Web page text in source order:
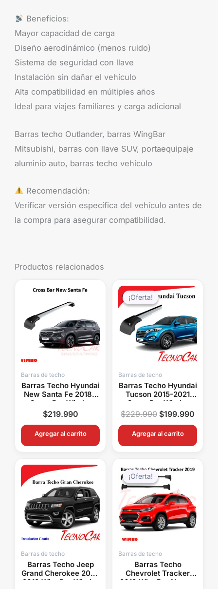
Beneficios:
Mayor capacidad de carga
Diseño aerodinámico (menos ruido)
Sistema de seguridad con llave
Instalación sin dañar el vehículo
Alta compatibilidad en múltiples años
Ideal para viajes familiares y carga adicional
Barras techo Outlander, barras WingBar
Mitsubishi, barras con llave SUV, portaequipaje
aluminio auto, barras techo vehículo
Recomendación:
Verificar versión específica del vehículo antes de
la compra para asegurar compatibilidad.
Productos relacionados
Barras de techo
Barras Techo Hyundai
New Santa Fe 2018+
Cross Bar Wimbo
Aluminio Con Llave
$219.990
Agregar al carrito
¡Oferta!
¡Oferta!
Barras de techo
Barras Techo Hyundai
Tucson 2015-2021
Cross Bar Wimbo
Aluminio Con Llave
$229.990
El
precio
original
$229.990.
$199.990
El
precio
Agregar al carrito
Barras de techo
Barras Techo Jeep
Grand Cherokee 2011-
2019 WingBar Wimbo
¡Oferta!
¡Oferta!
Barras de techo
Barras Techo
Chevrolet Tracker
2019 WingBar Negras
precio
original
era:
$179.990.
precio